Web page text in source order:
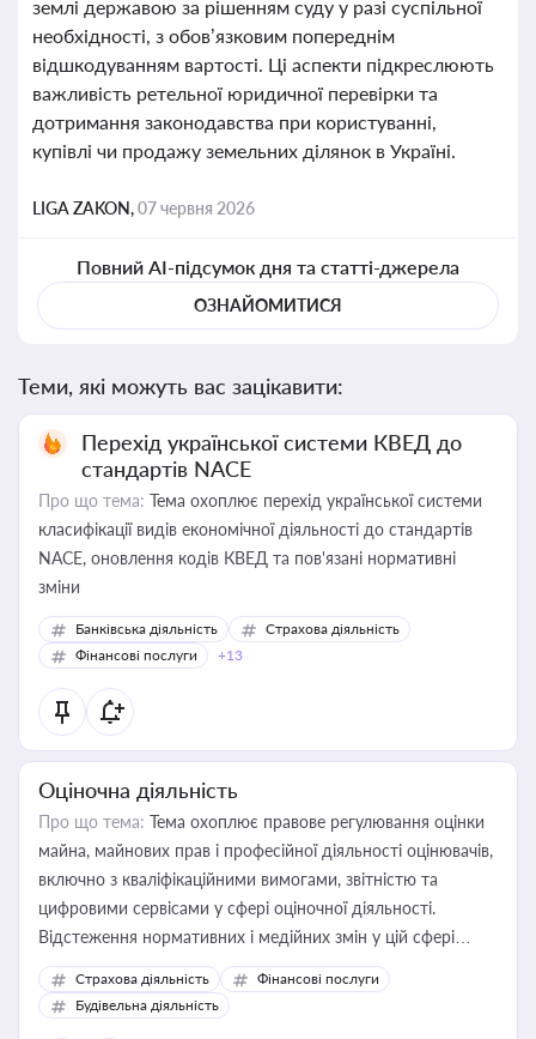
землі державою за рішенням суду у разі суспільної
необхідності, з обов’язковим попереднім
відшкодуванням вартості. Ці аспекти підкреслюють
важливість ретельної юридичної перевірки та
дотримання законодавства при користуванні,
купівлі чи продажу земельних ділянок в Україні.
LIGA ZAKON,07 червня 2026
Повний AI-підсумок дня та статті-джерела
ОЗНАЙОМИТИСЯ
Теми, які можуть вас зацікавити:
Перехід української системи КВЕД до
стандартів NACE
Про що тема: Тема охоплює перехід української системи
класифікації видів економічної діяльності до стандартів
NACE, оновлення кодів КВЕД та пов'язані нормативні
зміни
Банківська діяльність
Страхова діяльність
Фінансові послуги
+13
Оціночна діяльність
Про що тема: Тема охоплює правове регулювання оцінки
майна, майнових прав і професійної діяльності оцінювачів,
включно з кваліфікаційними вимогами, звітністю та
цифровими сервісами у сфері оціночної діяльності.
Відстеження нормативних і медійних змін у цій сфері
корисне для власника бізнесу, керівника, юриста або
бухгалтера під час оподаткування, приватизації, оренди
державного майна, корпоративних угод і перевірки
Страхова діяльність
Фінансові послуги
Будівельна діяльність